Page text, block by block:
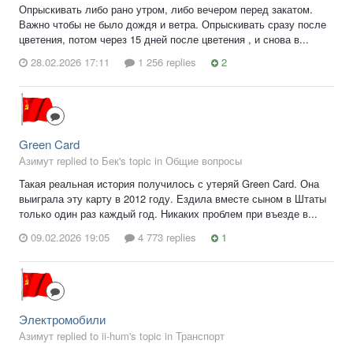
Опрыскивать либо рано утром, либо вечером перед закатом.
Важно чтобы не было дождя и ветра. Опрыскивать сразу после
цветения, потом через 15 дней после цветения , и снова в...
28.02.2026 17:11
1 256 replies 2
Green Card
Азимут replied to Бек's topic in Общие вопросы
Такая реальная история получилось с утеряй Green Card. Она
выиграла эту карту в 2012 году. Ездила вместе сыном в Штаты
только один раз каждый год. Никаких проблем при въезде в...
09.02.2026 19:05
4 773 replies 1
Электромобили
Азимут replied to ii-hum's topic in Транспорт